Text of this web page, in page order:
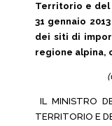
Territorio e del
31 gennaio
dei siti di
regione alpina,
IL MINISTRO
TERRITORIO E